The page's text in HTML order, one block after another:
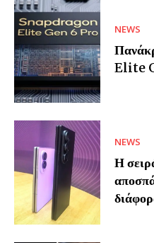
NEWS
Elite
NEWS
Η